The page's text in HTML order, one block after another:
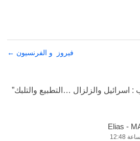
فيروز و الفرنسيون ←
: اسرائيل والزلزال …التطبيع والتلبك”
Elias -